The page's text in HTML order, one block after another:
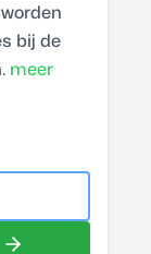
bij de
meer